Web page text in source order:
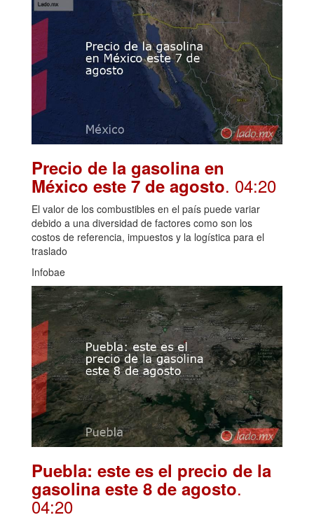
Precio de la gasolina en
México este 7 de agosto. 04:20
El valor de los combustibles en el país puede variar
debido a una diversidad de factores como son los
costos de referencia, impuestos y la logística para el
traslado
Infobae
Puebla: este es el precio de la
gasolina este 8 de agosto.
04:20